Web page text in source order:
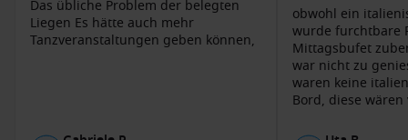
erfahren können, einschließlich Tanz- und Musiklektionen.
Naheliegende Häfen von Parintins, Brasilien
Auf Ihrer Kreuzfahrt nach Parintins haben Sie die
Möglichkeit, auch andere aufregende Häfen in der
Das übliche Problem der belegten
Liegen Es hätte auch mehr
Tanzveranstaltungen geben können,
obwohl ein
wurde furchtbare
Mittagsbufet
war nicht zu
waren keine
Bord, diese